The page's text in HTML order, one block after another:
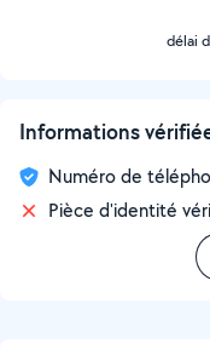
délai
Informations
Numéro de
Pièce d'identité